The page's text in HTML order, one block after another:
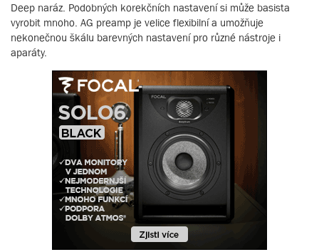
Deep naráz. Podobných korekčních nastavení si může basista
vyrobit mnoho. AG preamp je velice flexibilní a umožňuje
nekonečnou škálu barevných nastavení pro různé nástroje i
aparáty.